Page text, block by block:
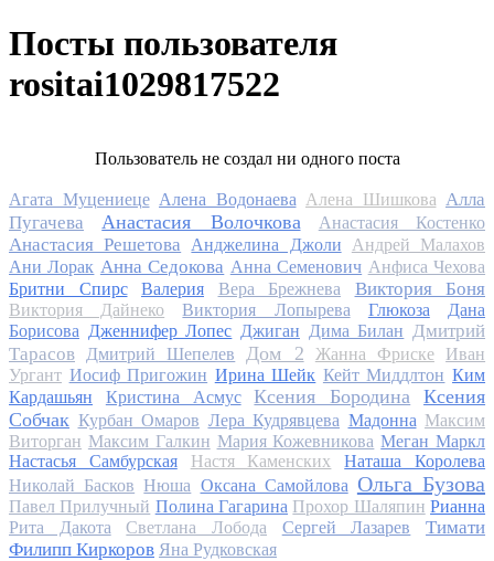
Посты пользователя
rositai1029817522
Пользователь не создал ни одного поста
Агата Муцениеце Алена Водонаева Алена Шишкова Алла
Пугачева
Анастасия Волочкова Анастасия Костенко
Анастасия Решетова Анджелина Джоли
Андрей Малахов
Ани Лорак Анна Седокова Анна Семенович Анфиса Чехова
Бритни Спирс
Валерия Вера Брежнева Виктория Боня
Виктория Дайнеко Виктория Лопырева Глюкоза
Дана
Борисова Дженнифер Лопес Джиган Дима Билан Дмитрий
Тарасов
Дмитрий Шепелев Дом 2 Жанна Фриске
Иван
Ургант Иосиф Пригожин Ирина Шейк Кейт Миддлтон Ким
Кардашьян
Кристина Асмус Ксения Бородина
Ксения
Собчак Курбан Омаров Лера Кудрявцева Мадонна Максим
Виторган Максим Галкин Мария Кожевникова Меган Маркл
Настасья Самбурская
Настя Каменских
Наташа Королева
Николай Басков Нюша Оксана Самойлова Ольга Бузова
Павел Прилучный Полина Гагарина Прохор Шаляпин Рианна
Рита Дакота
Светлана Лобода Сергей Лазарев
Тимати
Филипп Киркоров Яна Рудковская